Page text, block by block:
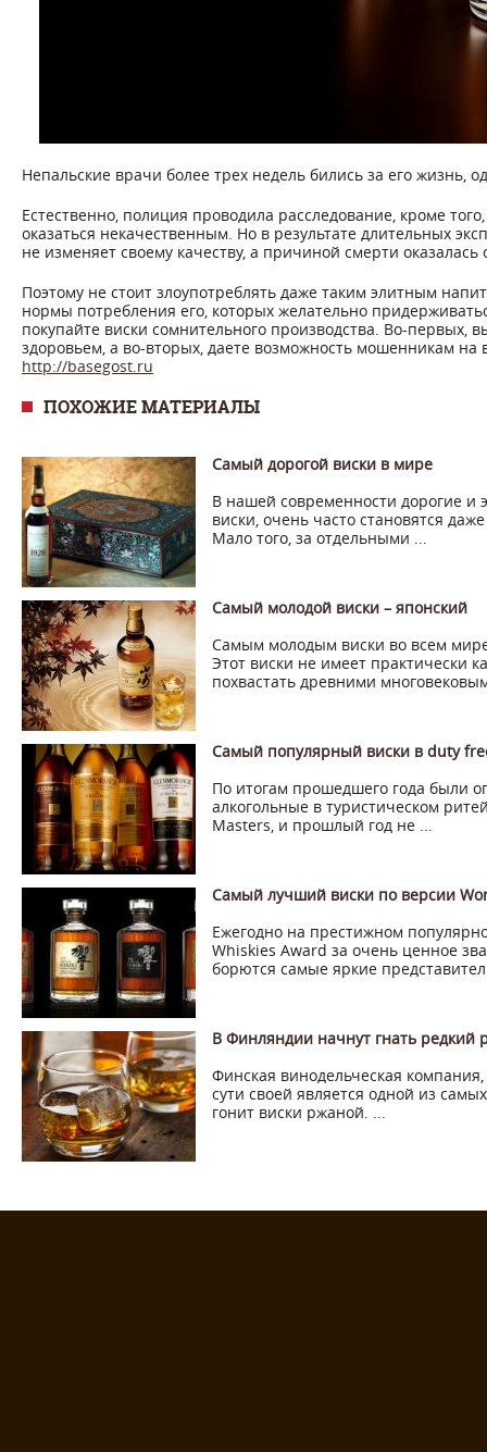
Непальские врачи более трех недель бились за его жизнь,
Естественно, полиция проводила расследование, кроме
оказаться некачественным. Но в результате длительных
не изменяет своему качеству, а причиной смерти
Поэтому не стоит злоупотреблять даже таким элитным
нормы потребления его, которых желательно
покупайте виски сомнительного производства. Во-первых,
здоровьем, а во-вторых, даете возможность мошенникам на
http://basegost.ru
ПОХОЖИЕ МАТЕРИАЛЫ
Самый дорогой виски в мире
В нашей современности дорогие и
виски, очень часто становятся
Мало того, за отдельными ...
Самый молодой виски – японский
Самым молодым виски во всем
Этот виски не имеет практически
похвастать древними
Самый популярный виски в duty
По итогам прошедшего года были
алкогольные в туристическом
Masters, и прошлый год не ...
Самый лучший виски по версии
Ежегодно на престижном
Whiskies Award за очень ценное
борются самые яркие
В Финляндии начнут гнать редкий
Финская винодельческая
сути своей является одной из
гонит виски ржаной. ...